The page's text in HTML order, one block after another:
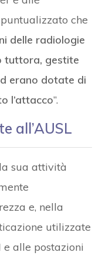
che
delle radiologie
tuttora, gestite
erano dotate di
l’attacco”.
all’AUSL
sua attività
e, nella
utilizzate
e alle postazioni